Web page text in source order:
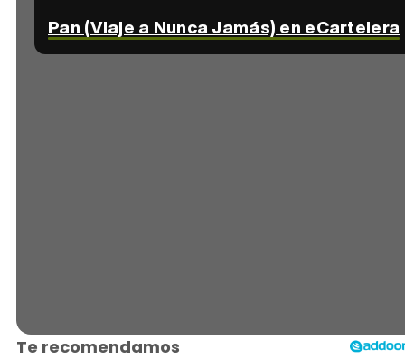
Pan (Viaje a Nunca Jamás) en eCartelera